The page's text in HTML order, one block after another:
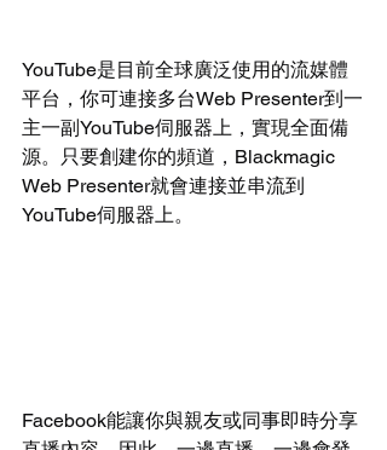
YouTube是目前全球廣泛使用的流媒體
平台，你可連接多台Web Presenter到一
主一副YouTube伺服器上，實現全面備
源。只要創建你的頻道，Blackmagic
Web Presenter就會連接並串流到
YouTube伺服器上。
Facebook能讓你與親友或同事即時分享